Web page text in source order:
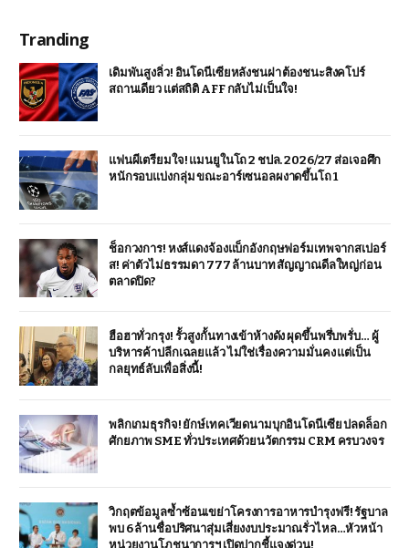
Tranding
เดิมพันสูงลิ่ว! อินโดนีเซียหลังชนฝา ต้องชนะสิงคโปร์
สถานเดียว แต่สถิติ AFF กลับไม่เป็นใจ!
แฟนผีเตรียมใจ! แมนยูในโถ 2 ชปล. 2026/27 ส่อเจอศึก
หนักรอบแบ่งกลุ่ม ขณะอาร์เซนอลผงาดขึ้นโถ 1
ช็อกวงการ! หงส์แดงจ้องแบ็กอังกฤษฟอร์มเทพจากสเปอร์
ส! ค่าตัวไม่ธรรมดา 777 ล้านบาท สัญญาณดีลใหญ่ก่อน
ตลาดปิด?
ฮือฮาทั่วกรุง! รั้วสูงกั้นทางเข้าห้างดัง ผุดขึ้นพรึ่บพรั่บ… ผู้
บริหารค้าปลีกเฉลยแล้ว ไม่ใช่เรื่องความมั่นคง แต่เป็น
กลยุทธ์ลับเพื่อสิ่งนี้!
พลิกเกมธุรกิจ! ยักษ์เทคเวียดนามบุกอินโดนีเซีย ปลดล็อก
ศักยภาพ SME ทั่วประเทศด้วยนวัตกรรม CRM ครบวงจร
วิกฤตข้อมูลซ้ำซ้อนเขย่าโครงการอาหารบำรุงฟรี! รัฐบาล
พบ 6 ล้านชื่อปริศนาสุ่มเสี่ยงงบประมาณรั่วไหล…หัวหน้า
หน่วยงานโภชนาการฯ เปิดปากชี้แจงด่วน!